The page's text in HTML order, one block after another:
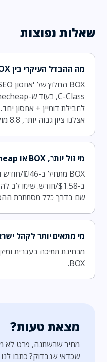
שאלות נפוצות
מה ההבדל העיקרי בין BOX ל-Namecheap?
אצלנו ציון גבוה יותר, 8.8 מול 8.7.
מי זול יותר, BOX או Namecheap?
ב-$1.58/חודש. שימו
שם בדרך כלל מסתתרת
מי מתאים יותר לקהל
מבחינת תמיכה בעברית
BOX.
מצאת טעות?
מחיר שהשתנה, פרט לא
שכדאי שנבדוק? כתבו